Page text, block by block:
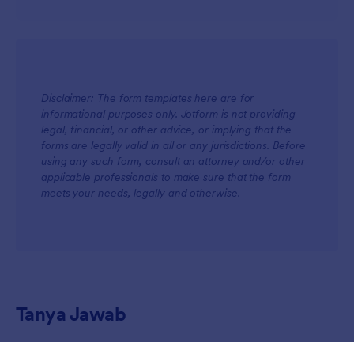
Disclaimer: The form templates here are for
informational purposes only. Jotform is not providing
legal, financial, or other advice, or implying that the
forms are legally valid in all or any jurisdictions. Before
using any such form, consult an attorney and/or other
applicable professionals to make sure that the form
meets your needs, legally and otherwise.
Tanya Jawab